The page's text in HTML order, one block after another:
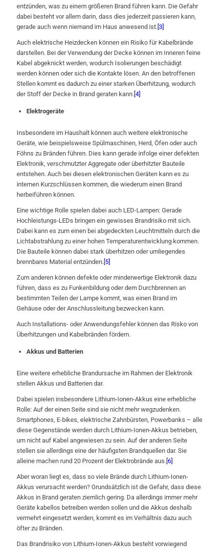
entzünden, was zu einem größeren Brand führen kann. Die Gefahr
dabei besteht vor allem darin, dass dies jederzeit passieren kann,
gerade auch wenn niemand im Haus anwesend ist. [3]
Auch elektrische Heizdecken können ein Risiko für Kabelbrände
darstellen. Bei der Verwendung der Decke können im Inneren feine
Kabel abgeknickt werden, wodurch Isolierungen beschädigt
werden können oder sich die Kontakte lösen. An den betroffenen
Stellen kommt es dadurch zu einer starken Überhitzung, wodurch
der Stoff der Decke in Brand geraten kann. [4]
Elektrogeräte
Insbesondere im Haushalt können auch weitere elektronische
Geräte, wie beispielsweise Spülmaschinen, Herd, Öfen oder auch
Föhns zu Bränden führen. Dies kann gerade infolge einer defekten
Elektronik, verschmutzter Aggregate oder überhitzter Bauteile
entstehen. Auch bei diesen elektronischen Geräten kann es zu
internen Kurzschlüssen kommen, die wiederum einen Brand
herbeiführen können.
Eine wichtige Rolle spielen dabei auch LED-Lampen: Gerade
Hochleistungs-LEDs bringen ein gewisses Brandrisiko mit sich.
Dabei kann es zum einen bei abgedeckten Leuchtmitteln durch die
Lichtabstrahlung zu einer hohen Temperaturentwicklung kommen.
Die Bauteile können dabei stark überhitzen oder umliegendes
brennbares Material entzünden. [5]
Zum anderen können defekte oder minderwertige Elektronik dazu
führen, dass es zu Funkenbildung oder dem Durchbrennen an
bestimmten Teilen der Lampe kommt, was einen Brand im
Gehäuse oder der Anschlussleitung bezwecken kann.
Auch Installations- oder Anwendungsfehler können das Risko von
Überhitzungen und Kabelbränden fördern.
Akkus und Batterien
Eine weitere erhebliche Brandursache im Rahmen der Elektronik
stellen Akkus und Batterien dar.
Dabei spielen insbesondere Lithium-Ionen-Akkus eine erhebliche
Rolle: Auf der einen Seite sind sie nicht mehr wegzudenken.
Smartphones, E-bikes, elektrische Zahnbürsten, Powerbanks – alle
diese Gegenstände werden durch Lithium-Ionen-Akkus betrieben,
um nicht auf Kabel angewiesen zu sein. Auf der anderen Seite
stellen sie allerdings eine der häufigsten Brandquellen dar. Sie
alleine machen rund 20 Prozent der Elektrobrände aus. [6]
Aber woran liegt es, dass so viele Brände durch Lithium-Ionen-
Akkus verursacht werden? Grundsätzlich ist die Gefahr, dass diese
Akkus in Brand geraten ziemlich gering. Da allerdings immer mehr
Geräte kabellos betreiben werden sollen und die Akkus deshalb
vermehrt eingesetzt werden, kommt es im Verhältnis dazu auch
öfter zu Bränden.
Das Brandrisiko von Lithium-Ionen-Akkus besteht vorwiegend